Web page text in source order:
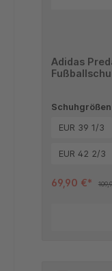
Adidas
Schuhgrößen
EUR 39 1/3
EUR 42 2/3
69,90 €*